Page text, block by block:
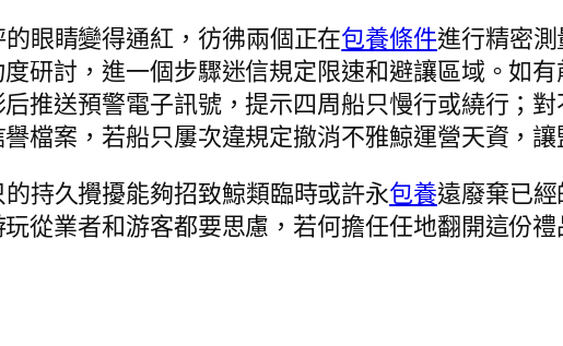
眼睛變得通紅，彷彿兩個正在包養條件進行精密
研討，進一個步驟迷信規定限速和避讓區域。如
推送預警電子訊號，提示四周船只慢行或繞行；
檔案，若船只屢次違規定撤消不雅鯨運營天資，
持久攪擾能夠招致鯨類臨時或許永包養遠廢棄已
從業者和游客都要思慮，若何擔任任地翻開這份